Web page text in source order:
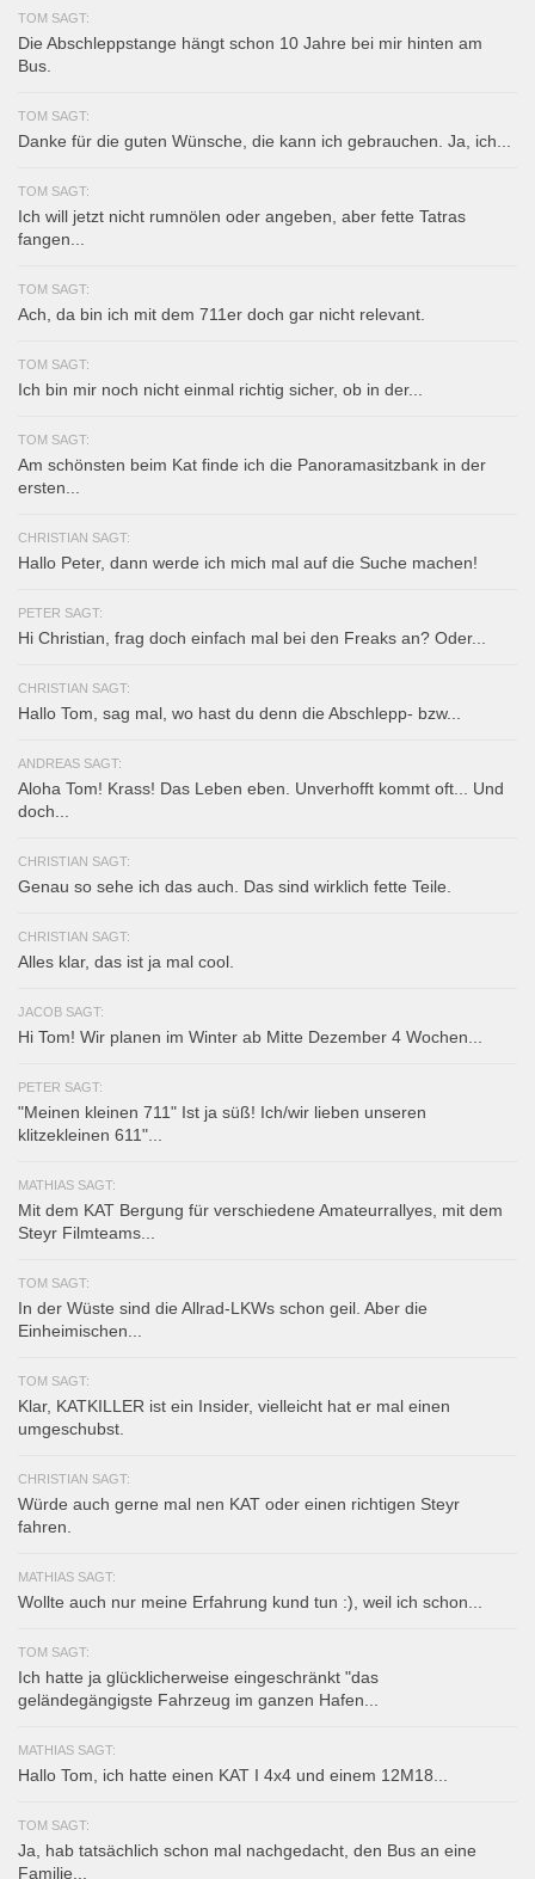
TOM SAGT:
Die Abschleppstange hängt schon 10 Jahre bei mir hinten am
Bus.
TOM SAGT:
Danke für die guten Wünsche, die kann ich gebrauchen. Ja, ich...
TOM SAGT:
Ich will jetzt nicht rumnölen oder angeben, aber fette Tatras
fangen...
TOM SAGT:
Ach, da bin ich mit dem 711er doch gar nicht relevant.
TOM SAGT:
Ich bin mir noch nicht einmal richtig sicher, ob in der...
TOM SAGT:
Am schönsten beim Kat finde ich die Panoramasitzbank in der
ersten...
CHRISTIAN SAGT:
Hallo Peter, dann werde ich mich mal auf die Suche machen!
PETER SAGT:
Hi Christian, frag doch einfach mal bei den Freaks an? Oder...
CHRISTIAN SAGT:
Hallo Tom, sag mal, wo hast du denn die Abschlepp- bzw...
ANDREAS SAGT:
Aloha Tom! Krass! Das Leben eben. Unverhofft kommt oft... Und
doch...
CHRISTIAN SAGT:
Genau so sehe ich das auch. Das sind wirklich fette Teile.
CHRISTIAN SAGT:
Alles klar, das ist ja mal cool.
JACOB SAGT:
Hi Tom! Wir planen im Winter ab Mitte Dezember 4 Wochen...
PETER SAGT:
"Meinen kleinen 711" Ist ja süß! Ich/wir lieben unseren
klitzekleinen 611"...
MATHIAS SAGT:
Mit dem KAT Bergung für verschiedene Amateurrallyes, mit dem
Steyr Filmteams...
TOM SAGT:
In der Wüste sind die Allrad-LKWs schon geil. Aber die
Einheimischen...
TOM SAGT:
Klar, KATKILLER ist ein Insider, vielleicht hat er mal einen
umgeschubst.
CHRISTIAN SAGT:
Würde auch gerne mal nen KAT oder einen richtigen Steyr
fahren.
MATHIAS SAGT:
Wollte auch nur meine Erfahrung kund tun :), weil ich schon...
TOM SAGT:
Ich hatte ja glücklicherweise eingeschränkt "das
geländegängigste Fahrzeug im ganzen Hafen...
MATHIAS SAGT:
Hallo Tom, ich hatte einen KAT I 4x4 und einem 12M18...
TOM SAGT:
Ja, hab tatsächlich schon mal nachgedacht, den Bus an eine
Familie...